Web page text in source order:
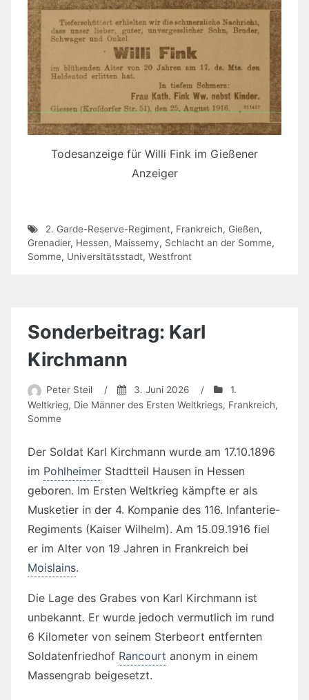
Todesanzeige für Willi Fink im Gießener
Anzeiger
2. Garde-Reserve-Regiment, Frankreich, Gießen,
Grenadier, Hessen, Maissemy, Schlacht an der Somme,
Somme, Universitätsstadt, Westfront
Sonderbeitrag: Karl
Kirchmann
Peter Steil / 3. Juni 2026 /
1.
Weltkrieg, Die Männer des Ersten Weltkriegs, Frankreich,
Somme
Der Soldat Karl Kirchmann wurde am 17.10.1896
im Pohlheimer Stadtteil Hausen in Hessen
geboren. Im Ersten Weltkrieg kämpfte er als
Musketier in der 4. Kompanie des 116. Infanterie-
Regiments (Kaiser Wilhelm). Am 15.09.1916 fiel
er im Alter von 19 Jahren in Frankreich bei
Moislains.
Die Lage des Grabes von Karl Kirchmann ist
unbekannt. Er wurde jedoch vermutlich im rund
6 Kilometer von seinem Sterbeort entfernten
Soldatenfriedhof Rancourt anonym in einem
Massengrab beigesetzt.